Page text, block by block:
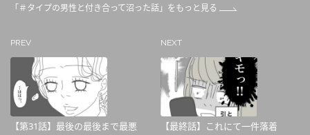
「＃タイプの男性と付き合って沼った話」をもっと見る
PREV
【第31話】最後の最後まで最悪
NEXT
【最終話】これにて一件落着